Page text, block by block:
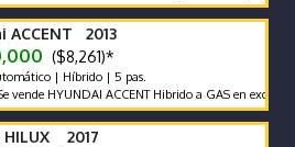
ACCENT 2013
($8,261)*
| Híbrido | 5 pas.
HYUNDAI ACCENT Hibrido a GAS en excelente
2017